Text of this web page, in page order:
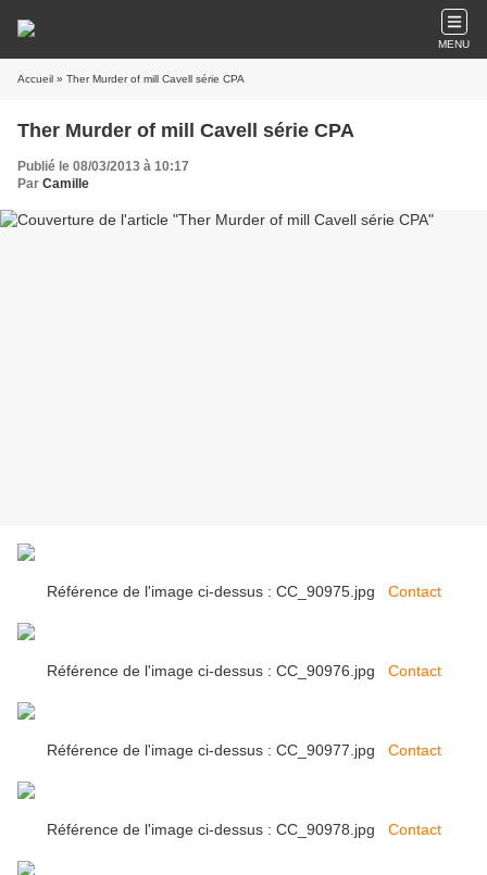
MENU
Accueil » Ther Murder of mill Cavell série CPA
Ther Murder of mill Cavell série CPA
Publié le 08/03/2013 à 10:17
Par Camille
Référence de l'image ci-dessus : CC_90975.jpg Contact
Référence de l'image ci-dessus : CC_90976.jpg Contact
Référence de l'image ci-dessus : CC_90977.jpg Contact
Référence de l'image ci-dessus : CC_90978.jpg Contact